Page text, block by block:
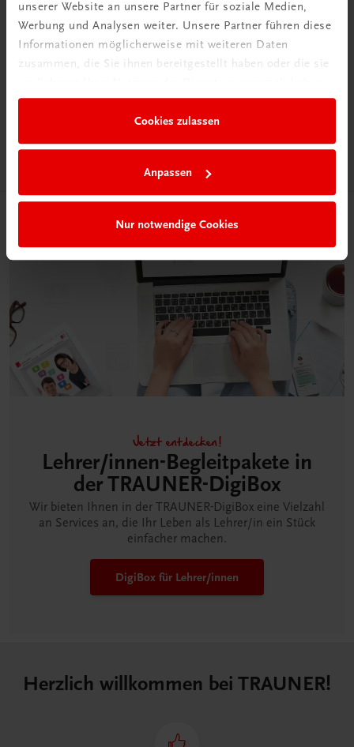
unserer Website an unsere Partner für soziale Medien,
Werbung und Analysen weiter. Unsere Partner führen diese
Informationen möglicherweise mit weiteren Daten
zusammen, die Sie ihnen bereitgestellt haben oder die sie
Cookies zulassen
Anpassen
Nur notwendige Cookies
Neu in der DigiBox
Klassenzimmer“
Jetzt entdecken!
Lehrer/innen-Begleitpakete in
der TRAUNER-DigiBox
Wir bieten Ihnen in der TRAUNER-DigiBox eine Vielzahl
an Services an, die Ihr Leben als Lehrer/in ein Stück
einfacher machen.
DigiBox für Lehrer/innen
Herzlich willkommen bei TRAUNER!